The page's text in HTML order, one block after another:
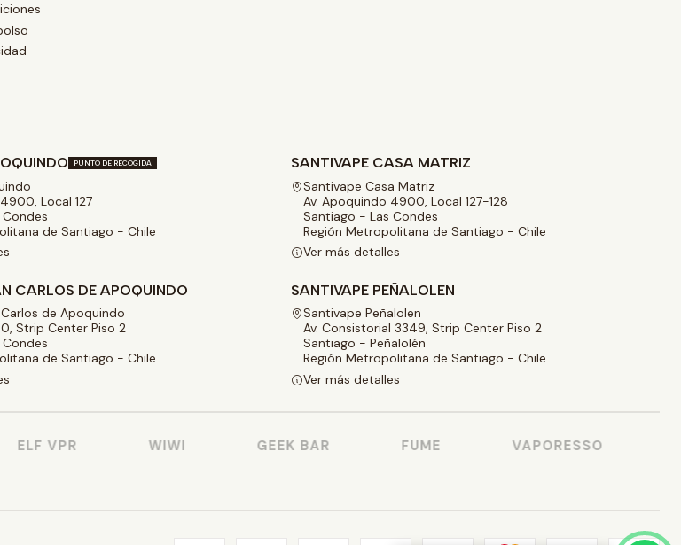
PUNTO DE RECOGIDA
Local 127
de Santiago - Chile
SANTIVAPE CASA MATRIZ
Santivape Casa Matriz
Av. Apoquindo 4900, Local 127-128
Santiago - Las Condes
Región Metropolitana de Santiago - Chile
Ver más detalles
CARLOS DE APOQUINDO
de Apoquindo
Strip Center Piso 2
de Santiago - Chile
SANTIVAPE PEÑALOLEN
Santivape Peñalolen
Av. Consistorial 3349, Strip Center Piso 2
Santiago - Peñalolén
Región Metropolitana de Santiago - Chile
Ver más detalles
ELF VPR WIWI GEEK BAR FUME VAPORESSO